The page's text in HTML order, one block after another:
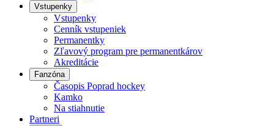
Vstupenky
Vstupenky
Cenník vstupeniek
Permanentky
Zľavový program pre permanentkárov
Akreditácie
Fanzóna
Časopis Poprad hockey
Kamko
Na stiahnutie
Partneri